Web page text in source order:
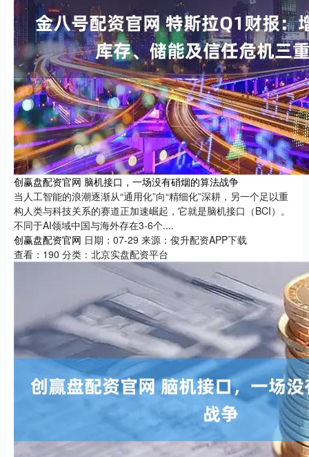
创赢盘配资官网 脑机接口，一场没有硝烟的算法战争
当人工智能的浪潮逐渐从“通用化”向“精细化”深耕，另一个足以重
构人类与科技关系的赛道正加速崛起，它就是脑机接口（BCI）。
不同于AI领域中国与海外存在3-6个....
创赢盘配资官网 日期：07-29 来源：俊升配资APP下载
查看： 190 分类： 北京实盘配资平台